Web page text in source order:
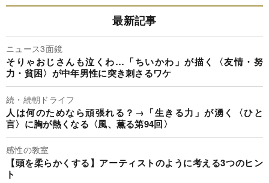
最新記事
ニュース3面鏡
そりゃおじさんも泣くわ…「ちいかわ」が描く〈友情・努
力・貧困〉が中年男性に突き刺さるワケ
続・続朝ドライフ
人は何のためなら頑張れる？→「生きる力」が湧く〈ひと
言〉に胸が熱くなる〈風、薫る第94回〉
感性の教室
【頭を柔らかくする】アーティストのように考える3つのヒン
ト